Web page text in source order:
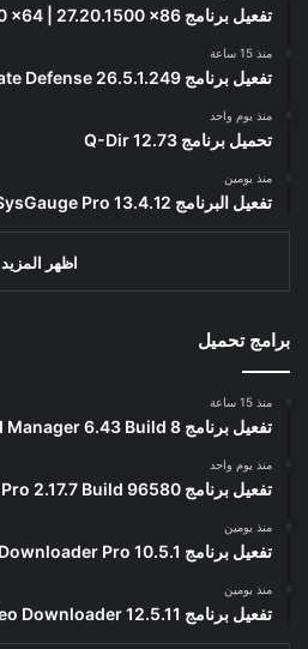
تفعيل برنامج XYplorer 28.30.1700 x64 | 27.20.1500 x86
منذ 15 ساعة
تفعيل برنامج System Mechanic Ultimate Defense 26.5.1.249
منذ يوم واحد
تحميل برنامج Q-Dir 12.73
منذ يومين
تفعيل البرنامج 13.4.12 SysGauge Pro
اظهر المزيد
برامج تحميل
منذ 15 ساعة
تفعيل برنامج Internet Download Manager 6.43 Build 8
منذ يوم واحد
تفعيل برنامج Ant Download Manager Pro 2.17.7 Build 96580
منذ يومين
تفعيل برنامج Kotato All Video Downloader Pro 10.5.1
منذ يومين
تفعيل برنامج YT Video Downloader 12.5.11